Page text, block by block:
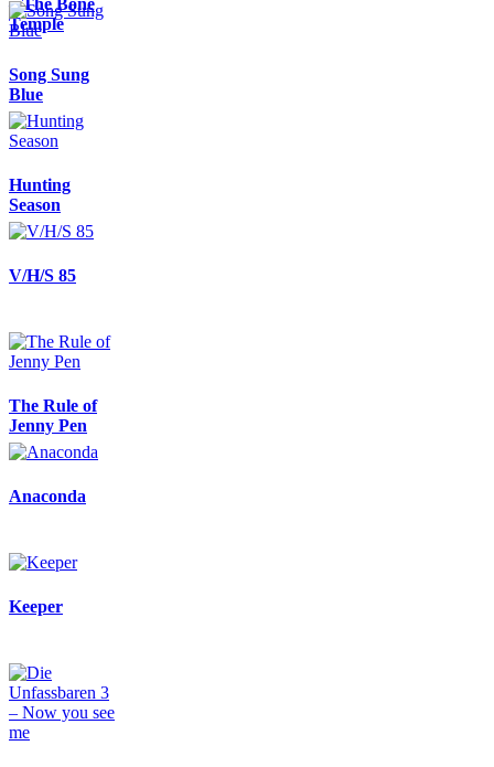
Temple
Song Sung
Blue
Hunting
Season
V/H/S 85
The Rule of
Jenny Pen
Anaconda
Keeper